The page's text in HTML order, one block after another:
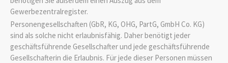
Gewerbezentralregister.
Personengesellschaften (GbR, KG, OHG, PartG, GmbH Co. KG)
sind als solche nicht erlaubnisfähig. Daher benötigt jeder
geschäftsführende Gesellschafter und jede geschäftsführende
Gesellschafterin die Erlaubnis. Für jede dieser Personen müssen